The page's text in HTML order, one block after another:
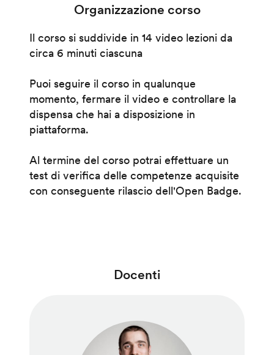
Organizzazione corso
Il corso si suddivide in 14 video lezioni da
circa 6 minuti ciascuna
Puoi seguire il corso in qualunque
momento, fermare il video e controllare la
dispensa che hai a disposizione in
piattaforma.
Al termine del corso potrai effettuare un
test di verifica delle competenze acquisite
con conseguente rilascio dell'Open Badge.
Docenti